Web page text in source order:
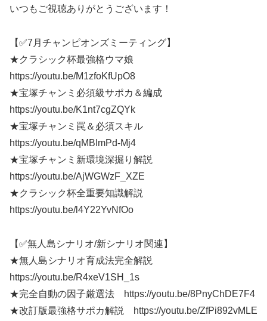
いつもご視聴ありがとうございます！
【✅7月チャンピオンズミーティング】
★クラシック杯最強格ウマ娘
https://youtu.be/M1zfoKfUpO8
★宝塚チャンミ必須級サポカ＆編成
https://youtu.be/K1nt7cgZQYk
★宝塚チャンミ罠＆必須スキル
https://youtu.be/qMBImPd-Mj4
★宝塚チャンミ新環境深掘り解説
https://youtu.be/AjWGWzF_XZE
★クラシック杯全重要知識解説
https://youtu.be/l4Y22YvNfOo
【✅無人島シナリオ/新シナリオ関連】
★無人島シナリオ育成法完全解説
https://youtu.be/R4xeV1SH_1s
★完全自動の因子厳選法 https://youtu.be/8PnyChDE7F4
★改訂版最強格サポカ解説 https://youtu.be/ZfPi892vMLE